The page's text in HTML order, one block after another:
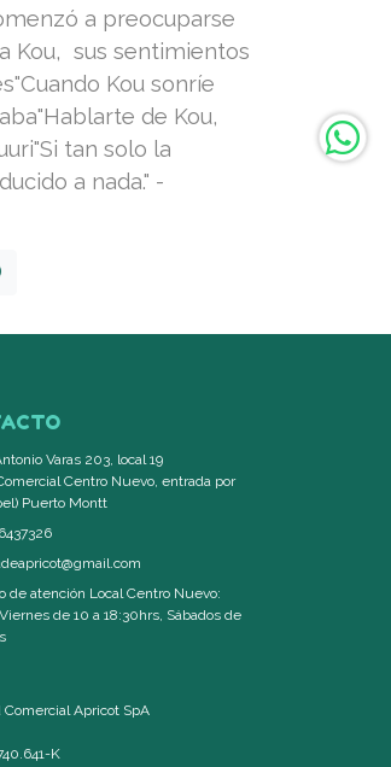
a preocuparse
Kou, sus sentimientos
Kou sonríe
de Kou,
tan solo la
a nada." -
Varas 203, local 19
Centro Nuevo, entrada por
Puerto Montt
de atención Local Centro Nuevo:
de 10 a 18:30hrs, Sábados de
Comercial Apricot SpA
K